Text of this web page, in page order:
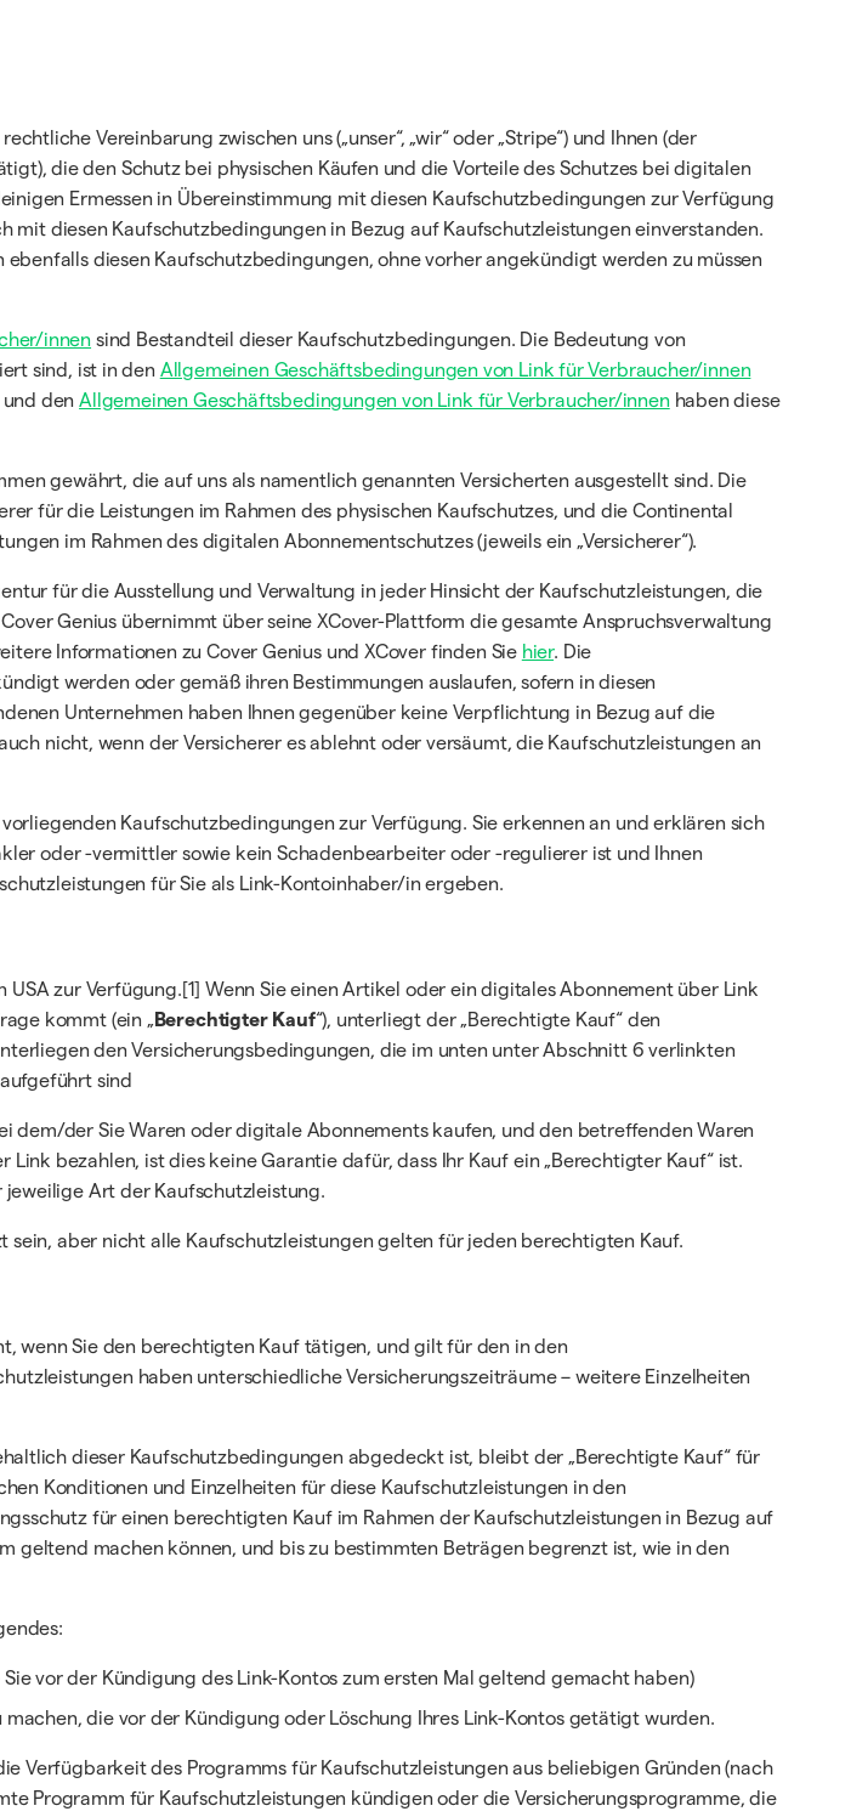
rechtliche Vereinbarung zwischen uns („unser“, „wir“ oder „Stripe“) und Ihnen (der
die den Schutz bei physischen Käufen und die Vorteile des Schutzes bei digitalen
Ermessen in Übereinstimmung mit diesen Kaufschutzbedingungen zur Verfügung
mit diesen Kaufschutzbedingungen in Bezug auf Kaufschutzleistungen einverstanden.
diesen Kaufschutzbedingungen, ohne vorher angekündigt werden zu müssen
innen sind Bestandteil dieser Kaufschutzbedingungen. Die Bedeutung von
sind, ist in den Allgemeinen Geschäftsbedingungen von Link für Verbraucher/innen
und denAllgemeinen Geschäftsbedingungen von Link für Verbraucher/innenhaben diese
gewährt, die auf uns als namentlich genannten Versicherten ausgestellt sind. Die
für die Leistungen im Rahmen des physischen Kaufschutzes, und die Continental
im Rahmen des digitalen Abonnementschutzes (jeweils ein „Versicherer“).
für die Ausstellung und Verwaltung in jeder Hinsicht der Kaufschutzleistungen, die
Genius übernimmt über seine XCover-Plattform die gesamte Anspruchsverwaltung
Informationen zu Cover Genius und XCover finden Sie hier. Die
werden oder gemäß ihren Bestimmungen auslaufen, sofern in diesen
Unternehmen haben Ihnen gegenüber keine Verpflichtung in Bezug auf die
nicht, wenn der Versicherer es ablehnt oder versäumt, die Kaufschutzleistungen an
Kaufschutzbedingungen zur Verfügung. Sie erkennen an und erklären sich
oder -vermittler sowie kein Schadenbearbeiter oder -regulierer ist und Ihnen
für Sie als Link-Kontoinhaber/in ergeben.
zur Verfügung.[1] Wenn Sie einen Artikel oder ein digitales Abonnement über Link
kommt (ein „Berechtigter Kauf“), unterliegt der „Berechtigte Kauf“ den
den Versicherungsbedingungen, die im unten unter Abschnitt 6 verlinkten
aufgeführt sind
der Sie Waren oder digitale Abonnements kaufen, und den betreffenden Waren
bezahlen, ist dies keine Garantie dafür, dass Ihr Kauf ein „Berechtigter Kauf“ ist.
Art der Kaufschutzleistung.
sein, aber nicht alle Kaufschutzleistungen gelten für jeden berechtigten Kauf.
wenn Sie den berechtigten Kauf tätigen, und gilt für den in den
haben unterschiedliche Versicherungszeiträume – weitere Einzelheiten
dieser Kaufschutzbedingungen abgedeckt ist, bleibt der „Berechtigte Kauf“ für
Konditionen und Einzelheiten für diese Kaufschutzleistungen in den
für einen berechtigten Kauf im Rahmen der Kaufschutzleistungen in Bezug auf
geltend machen können, und bis zu bestimmten Beträgen begrenzt ist, wie in den
vor der Kündigung des Link-Kontos zum ersten Mal geltend gemacht haben)
die vor der Kündigung oder Löschung Ihres Link-Kontos getätigt wurden.
Verfügbarkeit des Programms für Kaufschutzleistungen aus beliebigen Gründen (nach
Programm für Kaufschutzleistungen kündigen oder die Versicherungsprogramme, die